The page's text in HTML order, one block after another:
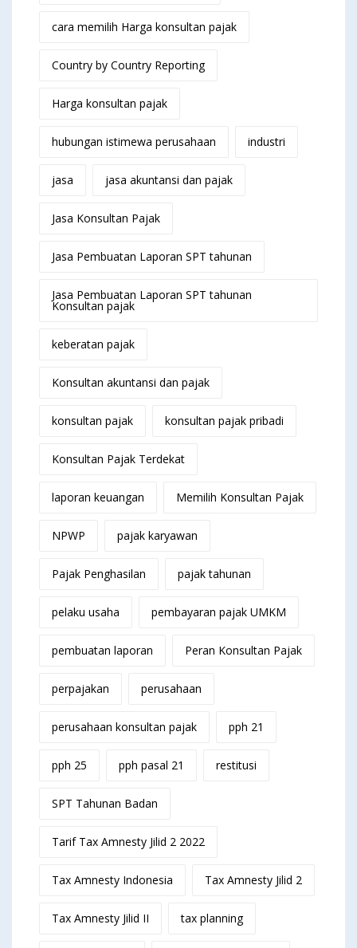
cara memilih Harga konsultan pajak
Country by Country Reporting
Harga konsultan pajak
hubungan istimewa perusahaan industri
jasa jasa akuntansi dan pajak
Jasa Konsultan Pajak
Jasa Pembuatan Laporan SPT tahunan
Jasa Pembuatan Laporan SPT tahunan
Konsultan pajak
keberatan pajak
Konsultan akuntansi dan pajak
konsultan pajak konsultan pajak pribadi
Konsultan Pajak Terdekat
laporan keuangan Memilih Konsultan Pajak
NPWP pajak karyawan
Pajak Penghasilan pajak tahunan
pelaku usaha pembayaran pajak UMKM
pembuatan laporan Peran Konsultan Pajak
perpajakan perusahaan
perusahaan konsultan pajak pph 21
pph 25 pph pasal 21 restitusi
SPT Tahunan Badan
Tarif Tax Amnesty Jilid 2 2022
Tax Amnesty Indonesia Tax Amnesty Jilid 2
Tax Amnesty Jilid II tax planning